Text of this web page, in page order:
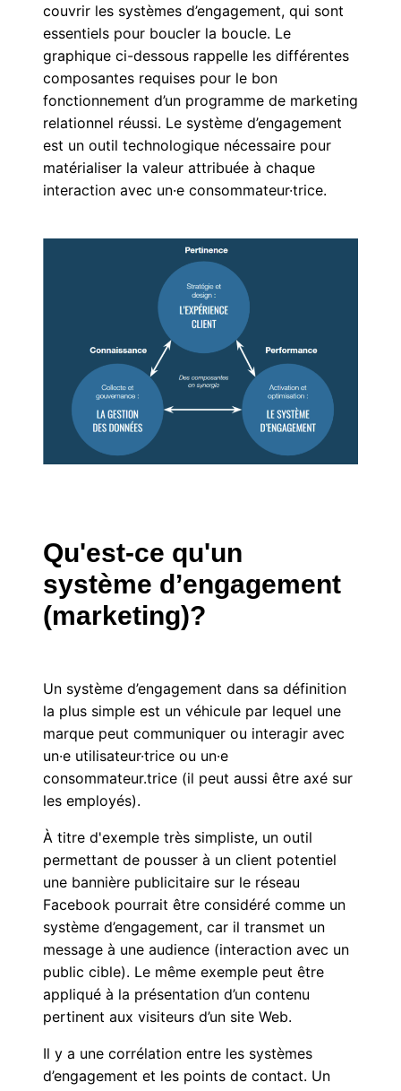
couvrir les systèmes d’engagement, qui sont
essentiels pour boucler la boucle. Le
graphique ci-dessous rappelle les différentes
composantes requises pour le bon
fonctionnement d’un programme de marketing
relationnel réussi. Le système d’engagement
est un outil technologique nécessaire pour
matérialiser la valeur attribuée à chaque
interaction avec un·e consommateur·trice.
Qu'est-ce qu'un
système d’engagement
(marketing)?
Un système d’engagement dans sa définition
la plus simple est un véhicule par lequel une
marque peut communiquer ou interagir avec
un·e utilisateur·trice ou un·e
consommateur.trice (il peut aussi être axé sur
les employés).
À titre d'exemple très simpliste, un outil
permettant de pousser à un client potentiel
une bannière publicitaire sur le réseau
Facebook pourrait être considéré comme un
système d’engagement, car il transmet un
message à une audience (interaction avec un
public cible). Le même exemple peut être
appliqué à la présentation d’un contenu
pertinent aux visiteurs d’un site Web.
Il y a une corrélation entre les systèmes
d’engagement et les points de contact. Un